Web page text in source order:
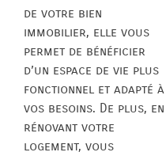
de votre bien
immobilier, elle vous
permet de bénéficier
d’un espace de vie plus
fonctionnel et adapté à
vos besoins. De plus, en
rénovant votre
logement, vous